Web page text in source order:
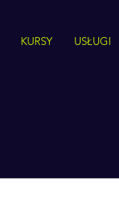
KURSY USŁUGI